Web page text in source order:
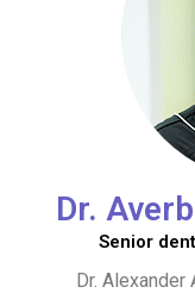
Dr.
Senior
Dr. Alexander